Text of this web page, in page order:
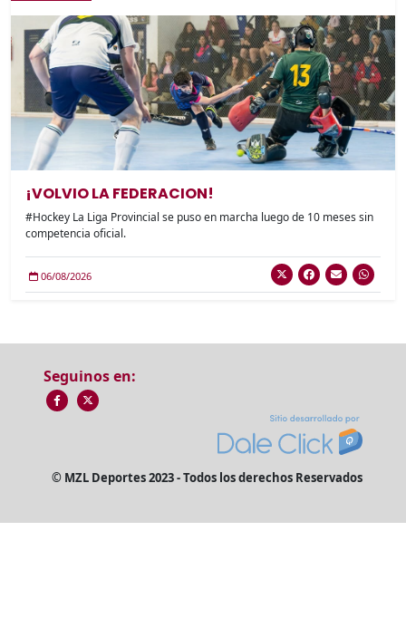
¡VOLVIO LA FEDERACION!
#Hockey La Liga Provincial se puso en marcha luego de 10 meses sin
competencia oficial.
06/08/2026
Seguinos en:
© MZL Deportes 2023 - Todos los derechos Reservados